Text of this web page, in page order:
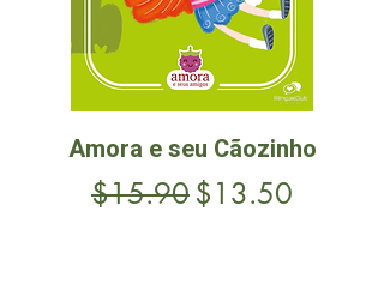
Amora e seu Cãozinho
Regular Price
$15.90Sale Price
$13.50